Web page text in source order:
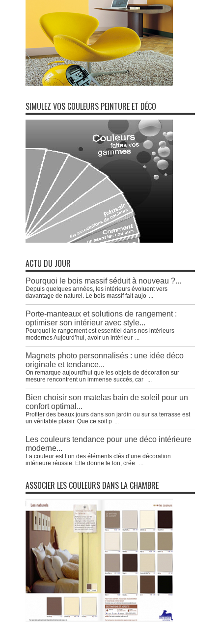
SIMULEZ VOS COULEURS PEINTURE ET DÉCO
ACTU DU JOUR
Pourquoi le bois massif séduit à nouveau ?...
Depuis quelques années, les intérieurs évoluent vers
davantage de naturel. Le bois massif fait aujo
Porte-manteaux et solutions de rangement :
optimiser son intérieur avec style...
Pourquoi le rangement est essentiel dans nos intérieurs
modernes Aujourd’hui, avoir un intérieur
Magnets photo personnalisés : une idée déco
originale et tendance...
On remarque aujourd'hui que les objets de décoration sur
mesure rencontrent un immense succès, car
Bien choisir son matelas bain de soleil pour un
confort optimal...
Profiter des beaux jours dans son jardin ou sur sa terrasse est
un véritable plaisir. Que ce soit p
Les couleurs tendance pour une déco intérieure
moderne...
La couleur est l’un des éléments clés d’une décoration
intérieure réussie. Elle donne le ton, crée
ASSOCIER LES COULEURS DANS LA CHAMBRE